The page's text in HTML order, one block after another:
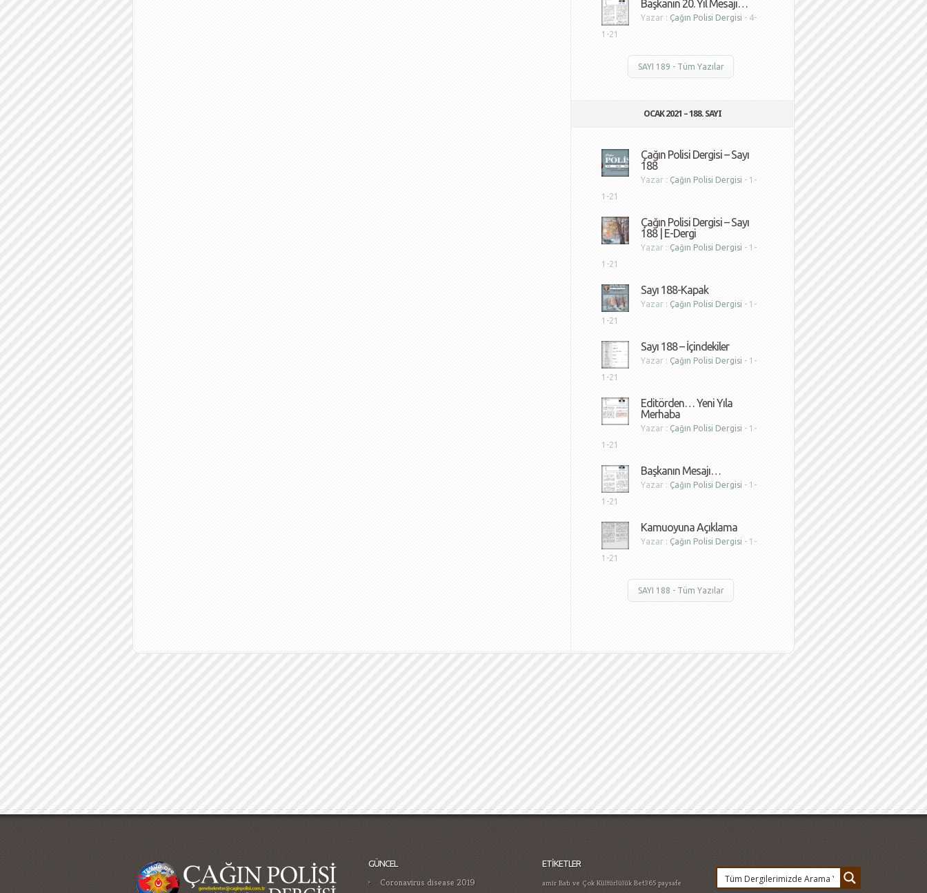
Başkanın 20. Yıl Mesajı…
Yazar : Çağın Polisi Dergisi - 4-
1-21
SAYI 189 - Tüm Yazılar
OCAK 2021 – 188. SAYI
Çağın Polisi Dergisi – Sayı
188
Yazar : Çağın Polisi Dergisi - 1-
1-21
Çağın Polisi Dergisi – Sayı
188 | E-Dergi
Yazar : Çağın Polisi Dergisi - 1-
1-21
Sayı 188-Kapak
Yazar : Çağın Polisi Dergisi - 1-
1-21
Sayı 188 – İçindekiler
Yazar : Çağın Polisi Dergisi - 1-
1-21
Editörden… Yeni Yıla
Merhaba
Yazar : Çağın Polisi Dergisi - 1-
1-21
Başkanın Mesajı…
Yazar : Çağın Polisi Dergisi - 1-
1-21
Kamuoyuna Açıklama
Yazar : Çağın Polisi Dergisi - 1-
1-21
SAYI 188 - Tüm Yazılar
Çağın Polisi
Gamificatie in gokken trends die je
Bizim Sınıf
Hoca ile Ceza Muhakemesi Hukuku - 18